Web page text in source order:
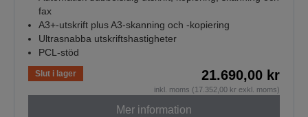
fax
A3+-utskrift plus A3-skanning och -kopiering
Ultrasnabba utskriftshastigheter
PCL-stöd
Slut i lager 21.690,00 kr
inkl. moms (17.352,00 kr exkl. moms)
Mer information